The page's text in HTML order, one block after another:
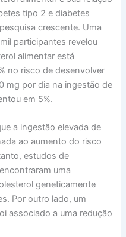
tipo 2 e diabetes
crescente. Uma
participantes revelou
alimentar está
no risco de desenvolver
mg por dia na ingestão de
em 5%.
a ingestão elevada de
ao aumento do risco
estudos de
uma
geneticamente
Por outro lado, um
associado a uma redução